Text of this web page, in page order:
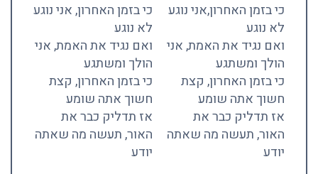
כי בזמן האחרון,אני נוגע
לא נוגע
ואם נגיד את האמת, אני
הולך ומשתגע
כי בזמן האחרון, קצת
חשוך אתה שומע
אז תדליק כבר את
האור, תעשה מה שאתה
יודע
כי בזמן האחרון, אני נוגע
לא נוגע
ואם נגיד את האמת, אני
הולך ומשתגע
כי בזמן האחרון, קצת
חשוך אתה שומע
אז תדליק כבר את
האור, תעשה מה שאתה
יודע